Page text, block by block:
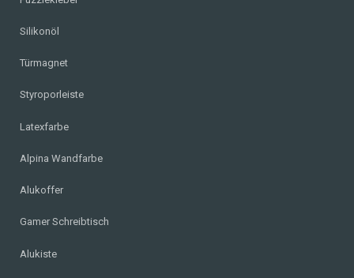
Silikonöl
Türmagnet
Styroporleiste
Latexfarbe
Alpina Wandfarbe
Alukoffer
Gamer Schreibtisch
Alukiste